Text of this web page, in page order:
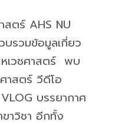
สตร์ AHS NU
บรวมข้อมูลเกี่ยว
เวชศาสตร์ พบ
าสตร์ วีดีโอ
บรรยากาศ
ขาวิชา อีกทั้ง